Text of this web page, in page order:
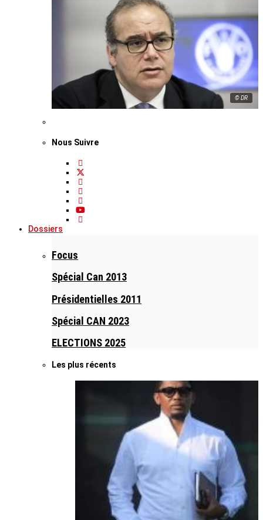
© DR
Nous Suivre
Dossiers
Focus
Spécial Can 2013
Présidentielles 2011
Spécial CAN 2023
ELECTIONS 2025
Les plus récents